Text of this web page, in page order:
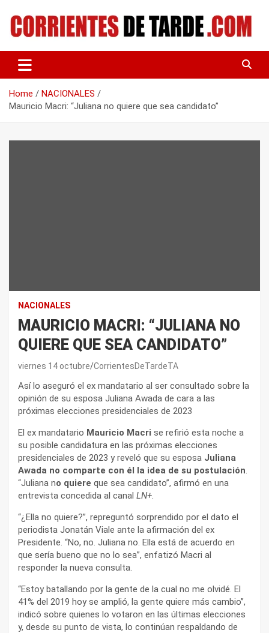
content
CORRIENTES DE TARDE
Home
NACIONALES
Mauricio Macri: “Juliana no quiere que sea candidato”
NACIONALES
MAURICIO MACRI: “JULIANA NO
QUIERE QUE SEA CANDIDATO”
viernes 14 octubre CorrientesDeTardeTA
Así lo aseguró el ex mandatario al ser consultado sobre la
opinión de su esposa Juliana Awada de cara a las
próximas elecciones presidenciales de 2023
El ex mandatario Mauricio Macri se refirió esta noche a
su posible candidatura en las próximas elecciones
presidenciales de 2023 y reveló que su esposa Juliana
Awada no comparte con él la idea de su postulación.
“Juliana no quiere que sea candidato”, afirmó en una
entrevista concedida al canal LN+.
“¿Ella no quiere?”, repreguntó sorprendido por el dato el
periodista Jonatán Viale ante la afirmación del ex
Presidente. “No, no. Juliana no. Ella está de acuerdo en
que sería bueno que no lo sea”, enfatizó Macri al
responder la nueva consulta.
“Estoy batallando por la gente de la cual no me olvidé. El
41% del 2019 hoy se amplió, la gente quiere más cambio”,
indicó sobre quienes lo votaron en las últimas elecciones
y, desde su punto de vista, lo continúan respaldando de